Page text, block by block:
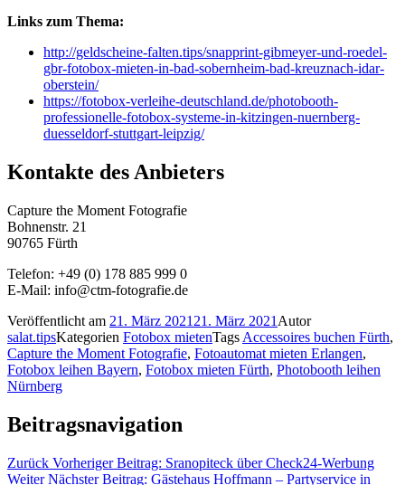
Links zum Thema:
http://geldscheine-falten.tips/snapprint-gibmeyer-und-roedel-
gbr-fotobox-mieten-in-bad-sobernheim-bad-kreuznach-idar-
oberstein/
https://fotobox-verleihe-deutschland.de/photobooth-
professionelle-fotobox-systeme-in-kitzingen-nuernberg-
duesseldorf-stuttgart-leipzig/
Kontakte des Anbieters
Capture the Moment Fotografie
Bohnenstr. 21
90765 Fürth
Telefon: +49 (0) 178 885 999 0
E-Mail: info@ctm-fotografie.de
Veröffentlicht am 21. März 2021 21. März 2021 Autor
salat.tipsKategorien Fotobox mietenTags Accessoires buchen Fürth,
Capture the Moment Fotografie, Fotoautomat mieten Erlangen,
Fotobox leihen Bayern, Fotobox mieten Fürth, Photobooth leihen
Nürnberg
Beitragsnavigation
Zurück Vorheriger Beitrag: Sranopiteck über Check24-Werbung
Weiter Nächster Beitrag: Gästehaus Hoffmann – Partyservice in